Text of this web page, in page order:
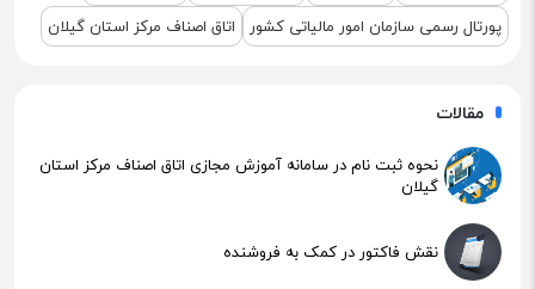
پورتال رسمی سازمان امور مالیاتی کشور
اتاق اصناف مرکز استان گیلان
مقالات
نحوه ثبت نام در سامانه آموزش مجازی اتاق اصناف مرکز استان
گیلان
نقش فاکتور در کمک به فروشنده